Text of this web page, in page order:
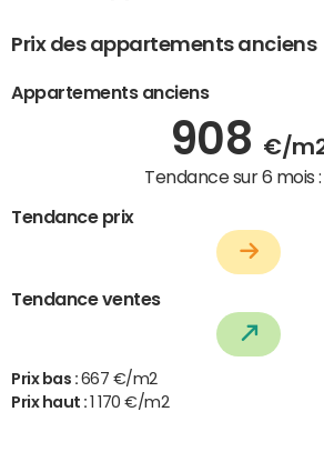
Prix des appartements anciens
Appartements anciens
908 €/
Tendance sur 6 mois
Tendance prix
Tendance ventes
Prix bas : 667 €/m2
Prix haut :1 170 €/m2